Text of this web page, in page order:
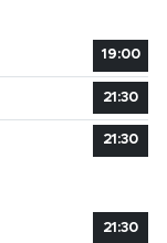
19:00
21:30
21:30
21:30